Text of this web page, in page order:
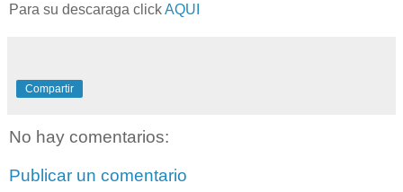
Para su descaraga clickAQUI
Compartir
No hay comentarios:
Publicar un comentario